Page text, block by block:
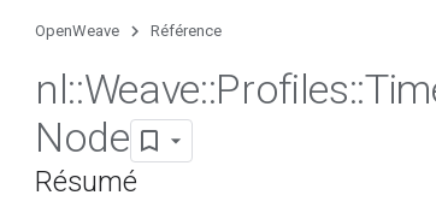
OpenWeave Référence
nl::Weave::Profiles::
Node
Résumé